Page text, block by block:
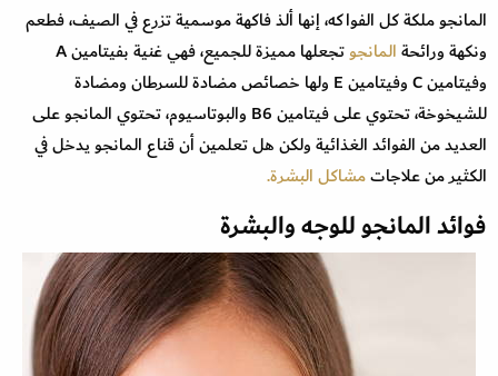
المانجو ملكة كل الفواكه، إنها ألذ فاكهة موسمية تزرع في الصيف، فطعم
ونكهة ورائحةالمانجو
تجعلها مميزة للجميع، فهي غنية بفيتامين A
وفيتامين C وفيتامين E ولها خصائص مضادة للسرطان ومضادة
للشيخوخة، تحتوي على فيتامين B6 والبوتاسيوم، تحتوي المانجو على
العديد من الفوائد الغذائية ولكن هل تعلمين أن قناع المانجو يدخل في
الكثير من علاجاتمشاكل البشرة.
فوائد المانجو للوجه والبشرة